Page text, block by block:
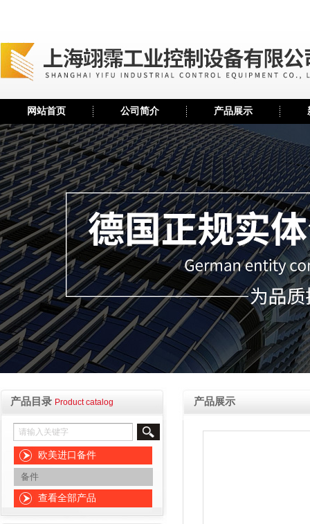
网站首页 公司简介 产品展示
产品目录 Product catalog
欧美进口备件
备件
查看全部产品
产品展示